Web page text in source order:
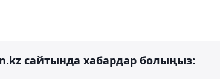
сайтында хабардар болыңыз: